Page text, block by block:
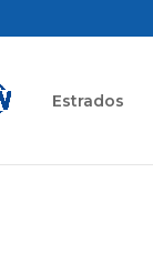
Estrados